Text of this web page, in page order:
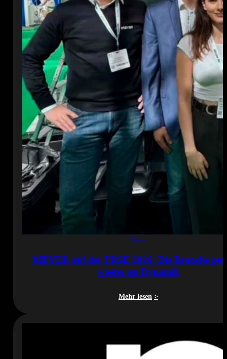
News
MEYER auf der PRSE 2026: Die Branche
wieder an Dynamik
Mehr lesen